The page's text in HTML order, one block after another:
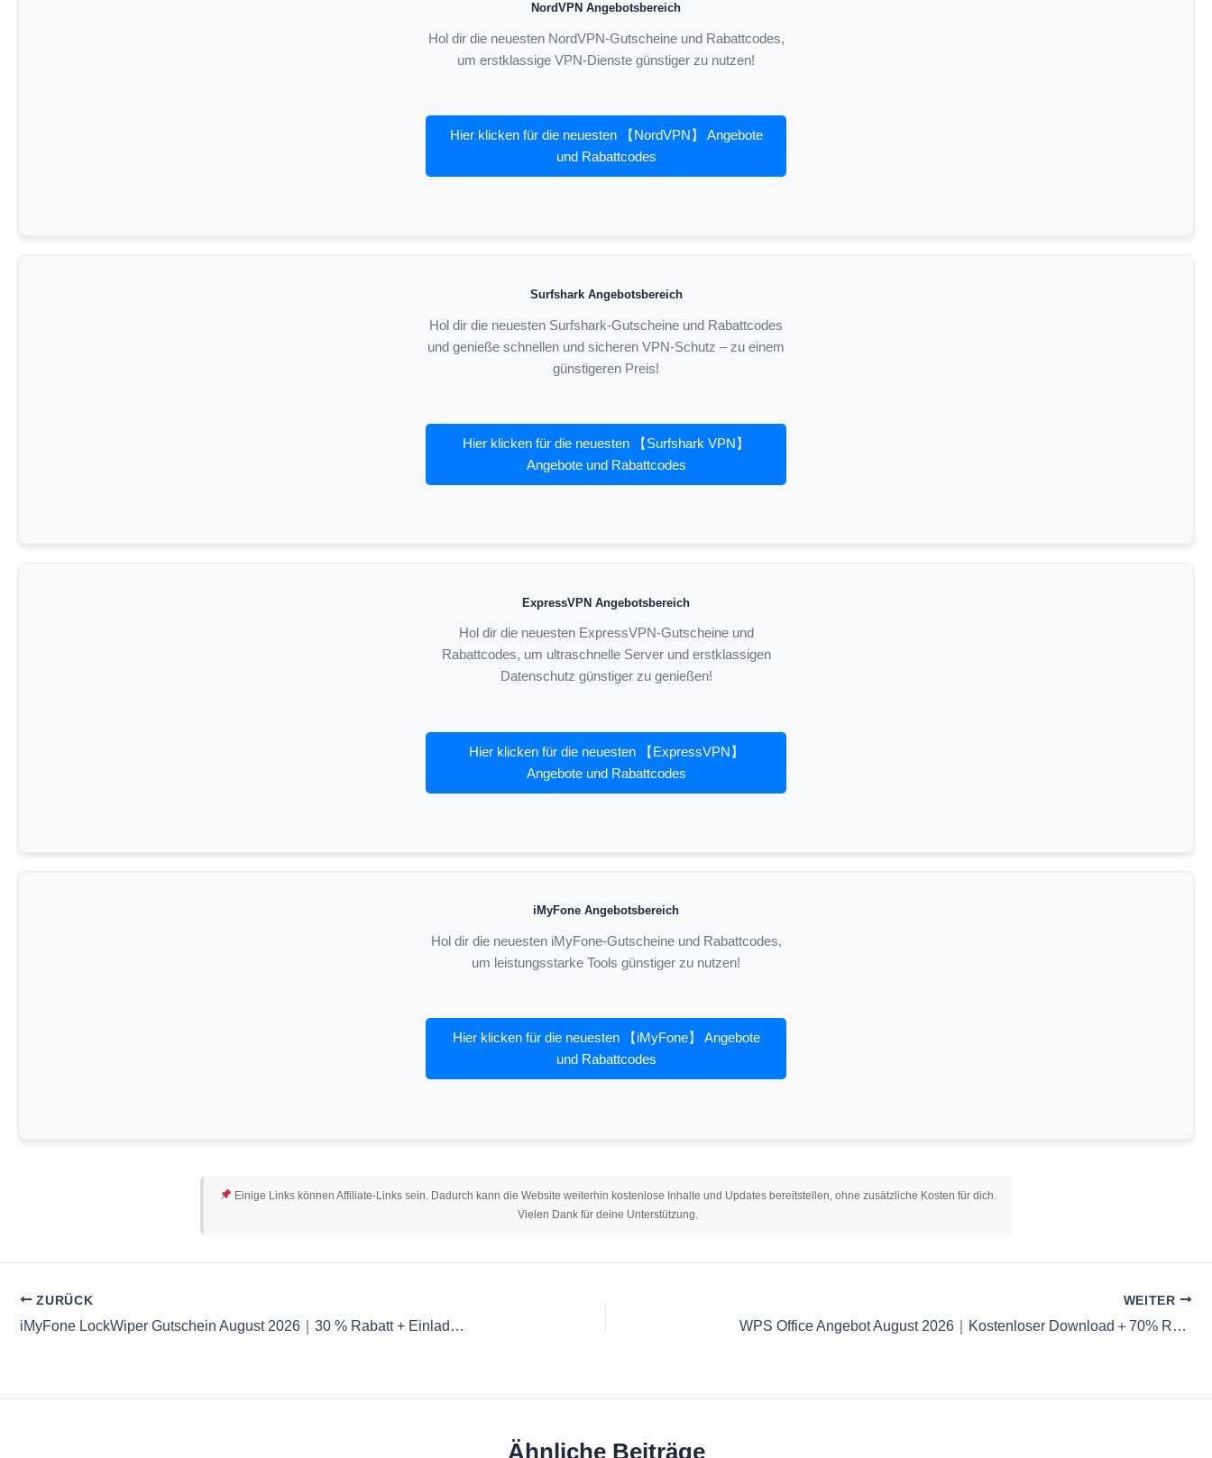
NordVPN Angebotsbereich
Hol dir die neuesten NordVPN-Gutscheine und Rabattcodes,
um erstklassige VPN-Dienste günstiger zu nutzen!
Hier klicken für die neuesten 【NordVPN】 Angebote
und Rabattcodes
Surfshark Angebotsbereich
Hol dir die neuesten Surfshark-Gutscheine und Rabattcodes
und genieße schnellen und sicheren VPN-Schutz – zu einem
günstigeren Preis!
Hier klicken für die neuesten 【Surfshark VPN】
Angebote und Rabattcodes
ExpressVPN Angebotsbereich
Hol dir die neuesten ExpressVPN-Gutscheine und
Rabattcodes, um ultraschnelle Server und erstklassigen
Datenschutz günstiger zu genießen!
Hier klicken für die neuesten 【ExpressVPN】
Angebote und Rabattcodes
iMyFone Angebotsbereich
Hol dir die neuesten iMyFone-Gutscheine und Rabattcodes,
um leistungsstarke Tools günstiger zu nutzen!
Hier klicken für die neuesten 【iMyFone】 Angebote
und Rabattcodes
Einige Links können Affiliate-Links sein. Dadurch kann die Website weiterhin kostenlose Inhalte und Updates bereitstellen, ohne zusätzliche Kosten für dich.
Vielen Dank für deine Unterstützung.
ZURÜCK
iMyFone LockWiper Gutschein August 2026｜30 % Rabatt + Einladungscode
WEITER
WPS Office Angebot August 2026｜Kostenloser Download＋70% Rabatt auf die Pro-Version für begrenzte Zeit
Ähnliche Beiträge